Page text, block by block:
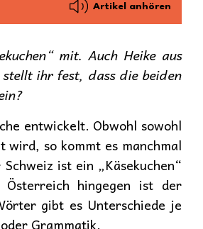
Artikel anhören
mit. Auch Heike aus
stellt ihr fest, dass die beiden
entwickelt. Obwohl sowohl
wird, so kommt es manchmal
ist ein „Käsekuchen“
hingegen ist der
gibt es Unterschiede je
Grammatik.